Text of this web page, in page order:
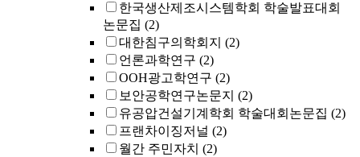
한국생산제조시스템학회 학술발표대회
논문집 (2)
대한침구의학회지 (2)
언론과학연구 (2)
OOH광고학연구 (2)
보안공학연구논문지 (2)
유공압건설기계학회 학술대회논문집 (2)
프랜차이징저널 (2)
월간 주민자치 (2)